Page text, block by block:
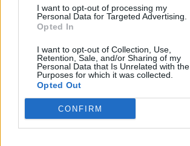
I want to opt-out of processing my
Personal Data for Targeted Advertising.
Opted In
I want to opt-out of Collection, Use,
Retention, Sale, and/or Sharing of my
Personal Data that Is Unrelated with the
Purposes for which it was collected.
Opted Out
CONFIRM
FŐTÉR